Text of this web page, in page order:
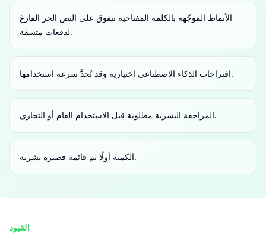
الأنماط الموجّهة بالكلمة المفتاحية تتفوق على النص الحر الفارغ
لدفعات متسقة.
اقتراحات الذكاء الاصطناعي اختيارية وقد تُحدَّ سرعة استخدامها.
المراجعة البشرية مطلوبة قبل الاستخدام العام أو التجاري.
الكمية أولًا ثم قائمة قصيرة بشرية.
القيود